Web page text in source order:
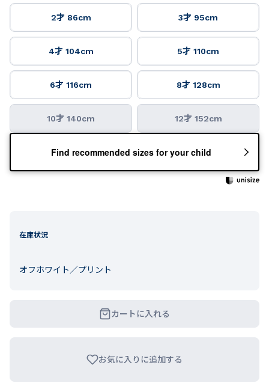
2才 86cm 3才 95cm
4才 104cm 5才 110cm
6才 116cm 8才 128cm
10才 140cm 12才 152cm
Find recommended sizes for your child
在庫状況
オフホワイト／プリント
カートに入れる
お気に入りに追加する